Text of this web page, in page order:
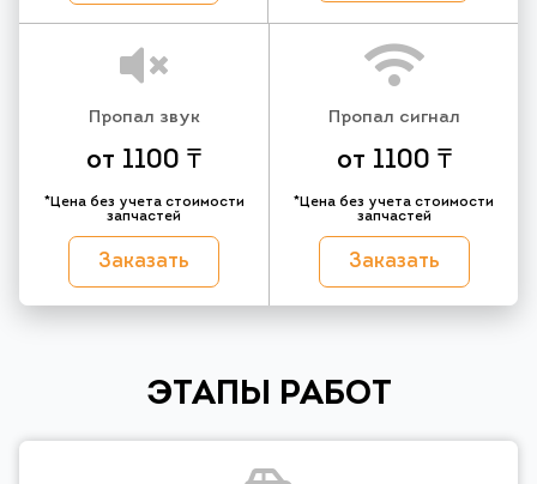
Пропал звук
от 1100 ₸
*Цена без учета стоимости
запчастей
Заказать
Пропал сигнал
от 1100 ₸
*Цена без учета стоимости
запчастей
Заказать
ЭТАПЫ РАБОТ